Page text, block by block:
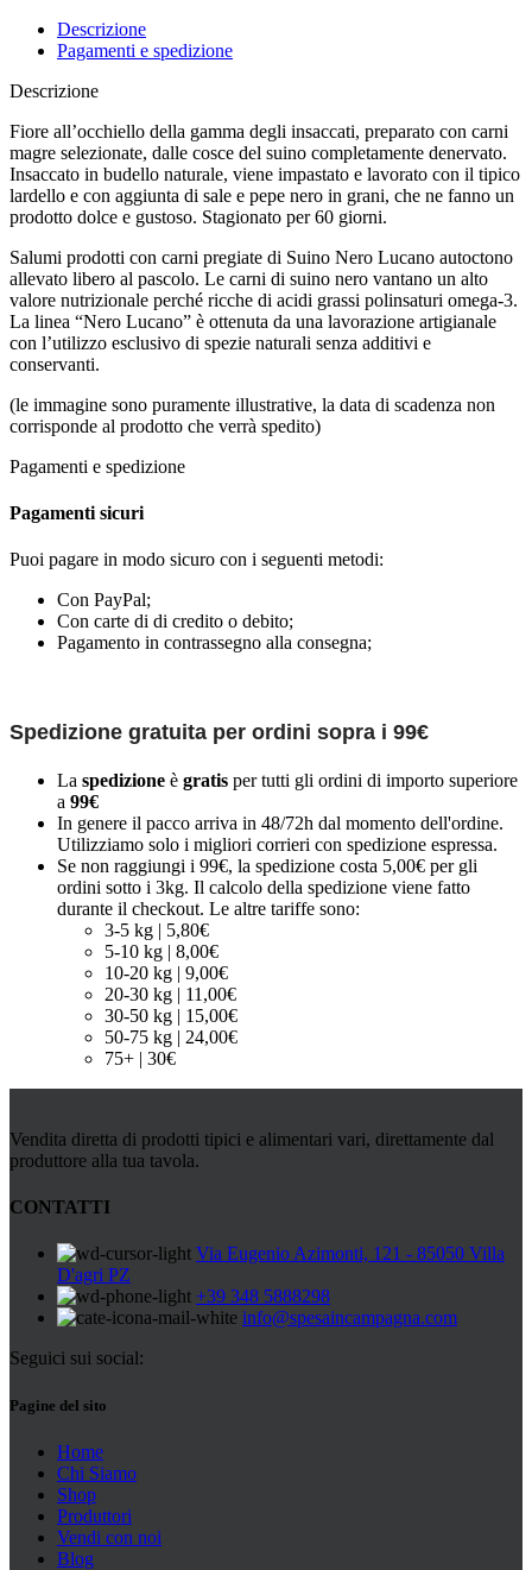
Descrizione
Pagamenti e spedizione
Descrizione
Fiore all’occhiello della gamma degli insaccati, preparato con carni
magre selezionate, dalle cosce del suino completamente denervato.
Insaccato in budello naturale, viene impastato e lavorato con il tipico
lardello e con aggiunta di sale e pepe nero in grani, che ne fanno un
prodotto dolce e gustoso. Stagionato per 60 giorni.
Salumi prodotti con carni pregiate di Suino Nero Lucano autoctono
allevato libero al pascolo. Le carni di suino nero vantano un alto
valore nutrizionale perché ricche di acidi grassi polinsaturi omega-3.
La linea “Nero Lucano” è ottenuta da una lavorazione artigianale
con l’utilizzo esclusivo di spezie naturali senza additivi e
conservanti.
(le immagine sono puramente illustrative, la data di scadenza non
corrisponde al prodotto che verrà spedito)
Pagamenti e spedizione
Pagamenti sicuri
Puoi pagare in modo sicuro con i seguenti metodi:
Con PayPal;
Con carte di di credito o debito;
Pagamento in contrassegno alla consegna;
Spedizione gratuita per ordini sopra i 99€
La spedizione è gratis per tutti gli ordini di importo superiore
a 99€
In genere il pacco arriva in 48/72h dal momento dell'ordine.
Utilizziamo solo i migliori corrieri con spedizione espressa.
Se non raggiungi i 99€, la spedizione costa 5,00€ per gli
ordini sotto i 3kg. Il calcolo della spedizione viene fatto
durante il checkout. Le altre tariffe sono:
3-5 kg | 5,80€
5-10 kg | 8,00€
10-20 kg | 9,00€
20-30 kg | 11,00€
30-50 kg | 15,00€
50-75 kg | 24,00€
75+ | 30€
Vendita diretta di prodotti tipici e alimentari vari, direttamente dal
produttore alla tua tavola.
CONTATTI
Via Eugenio Azimonti, 121 - 85050 Villa
D'agri PZ
+39 348 5888298
info@spesaincampagna.com
Seguici sui social:
Pagine del sito
Home
Chi Siamo
Shop
Produttori
Vendi con noi
Blog